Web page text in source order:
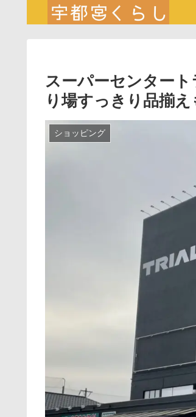
スーパーセンター
り場すっきり品揃
ショッピング